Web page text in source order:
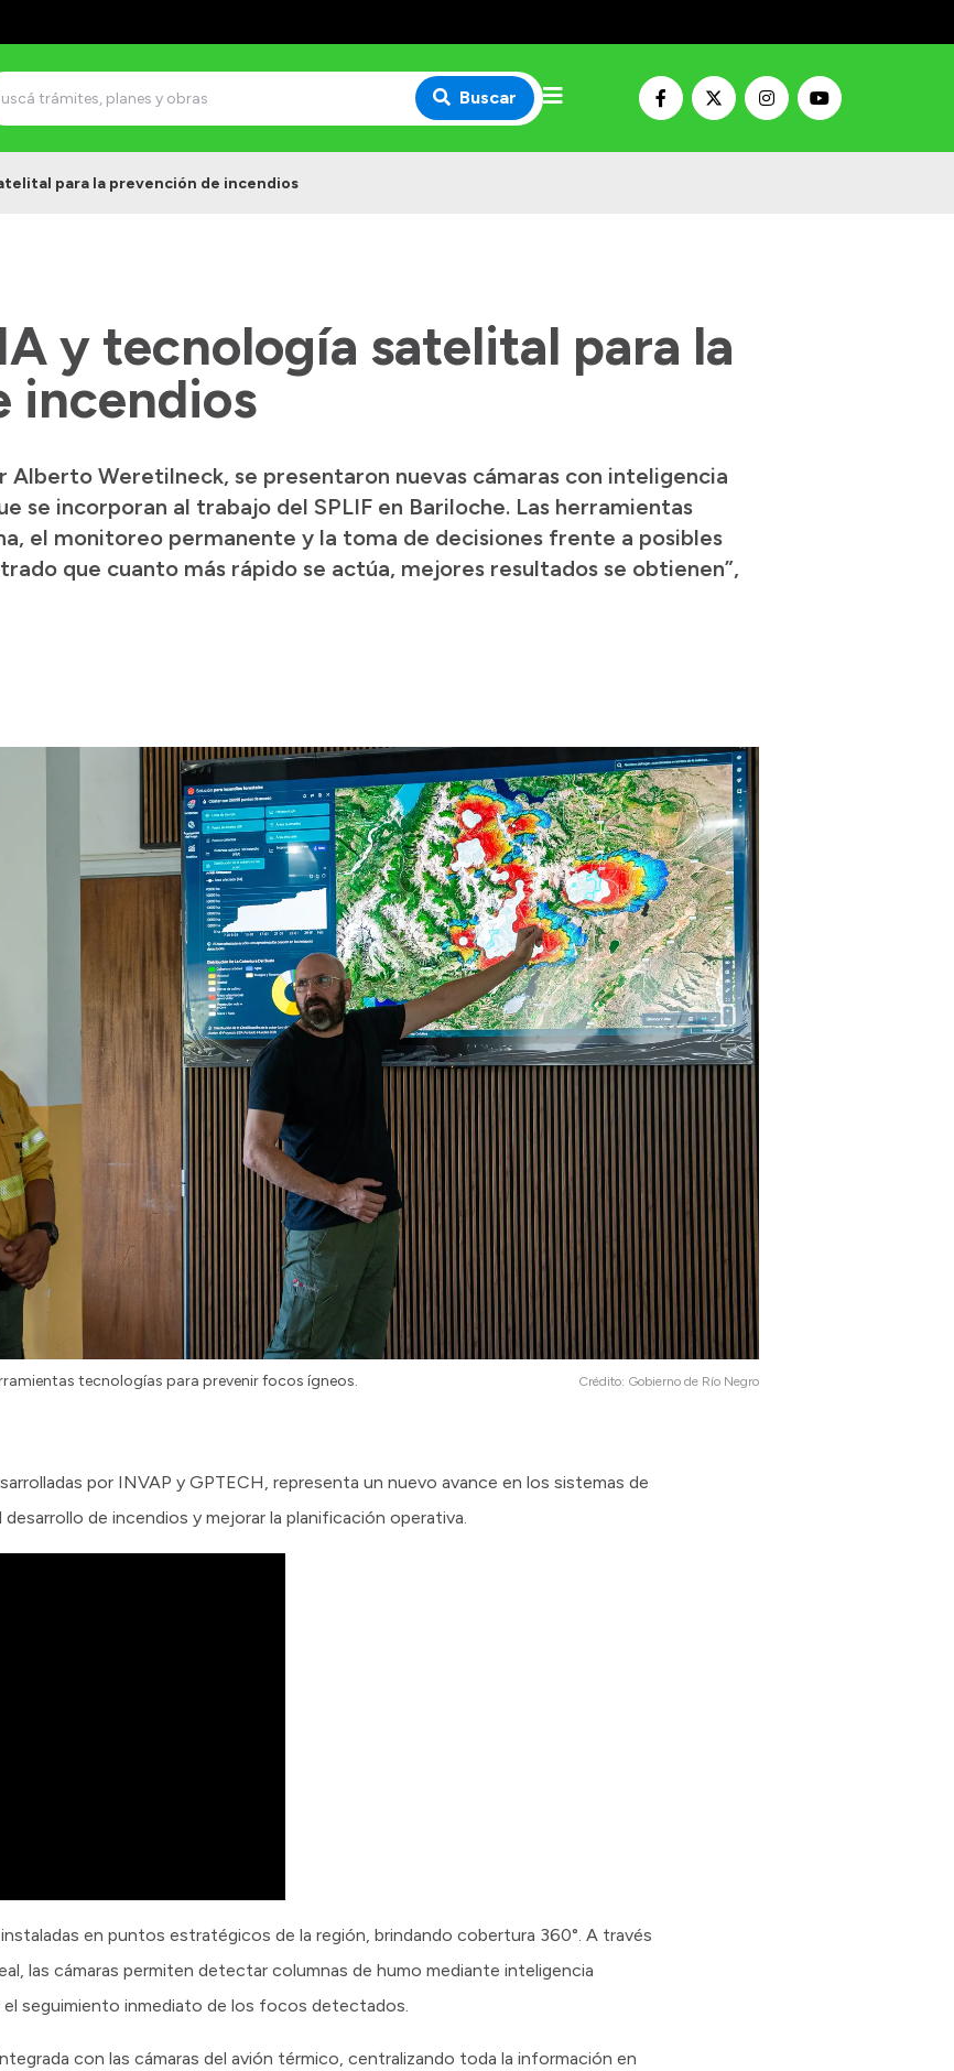
Buscar
para la prevención de incendios
y tecnología satelital para la
incendios
Alberto Weretilneck, se presentaron nuevas cámaras con inteligencia
se incorporan al trabajo del SPLIF en Bariloche. Las herramientas
el monitoreo permanente y la toma de decisiones frente a posibles
que cuanto más rápido se actúa, mejores resultados se obtienen”,
tecnologías para prevenir focos ígneos. Crédito: Gobierno de Río Negro
por INVAP y GPTECH, representa un nuevo avance en los sistemas de
de incendios y mejorar la planificación operativa.
en puntos estratégicos de la región, brindando cobertura 360°. A través
las cámaras permiten detectar columnas de humo mediante inteligencia
el seguimiento inmediato de los focos detectados.
con las cámaras del avión térmico, centralizando toda la información en